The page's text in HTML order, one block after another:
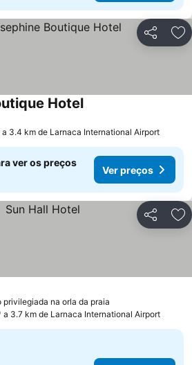
Partilhar
HotelVer preços
a 3.4 km de Larnaca International Airport
ver os preços
Ver preços
Partilhar
privilegiada na orla da praia
a 3.7 km de Larnaca International Airport